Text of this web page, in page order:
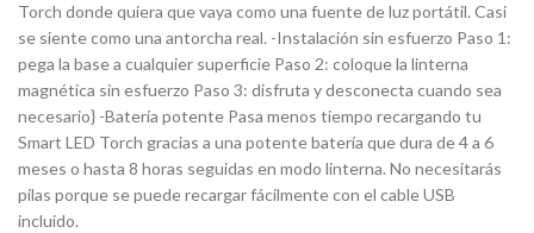
Torch donde quiera que vaya como una fuente de luz portátil. Casi
se siente como una antorcha real. -Instalación sin esfuerzo Paso 1:
pega la base a cualquier superficie Paso 2: coloque la linterna
magnética sin esfuerzo Paso 3: disfruta y desconecta cuando sea
necesario} -Batería potente Pasa menos tiempo recargando tu
Smart LED Torch gracias a una potente batería que dura de 4 a 6
meses o hasta 8 horas seguidas en modo linterna. No necesitarás
pilas porque se puede recargar fácilmente con el cable USB
incluido.